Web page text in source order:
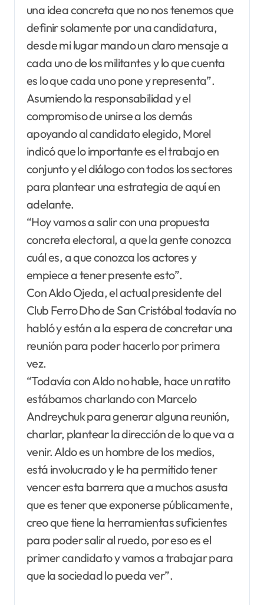
una idea concreta que no nos tenemos que
definir solamente por una candidatura,
desde mi lugar mando un claro mensaje a
cada uno de los militantes y lo que cuenta
es lo que cada uno pone y representa”.
Asumiendo la responsabilidad y el
compromiso de unirse a los demás
apoyando al candidato elegido, Morel
indicó que lo importante es el trabajo en
conjunto y el diálogo con todos los sectores
para plantear una estrategia de aquí en
adelante.
“Hoy vamos a salir con una propuesta
concreta electoral, a que la gente conozca
cuál es, a que conozca los actores y
empiece a tener presente esto”.
Con Aldo Ojeda, el actual presidente del
Club Ferro Dho de San Cristóbal todavía no
habló y están a la espera de concretar una
reunión para poder hacerlo por primera
vez.
“Todavía con Aldo no hable, hace un ratito
estábamos charlando con Marcelo
Andreychuk para generar alguna reunión,
charlar, plantear la dirección de lo que va a
venir. Aldo es un hombre de los medios,
está involucrado y le ha permitido tener
vencer esta barrera que a muchos asusta
que es tener que exponerse públicamente,
creo que tiene la herramientas suficientes
para poder salir al ruedo, por eso es el
primer candidato y vamos a trabajar para
que la sociedad lo pueda ver”.